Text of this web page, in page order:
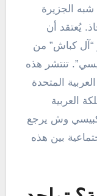
الجزيرة
يُعتقد أن
“آل كباش” من
تنتشر هذه
المتحدة
العربية
وش يرجع
بين هذه